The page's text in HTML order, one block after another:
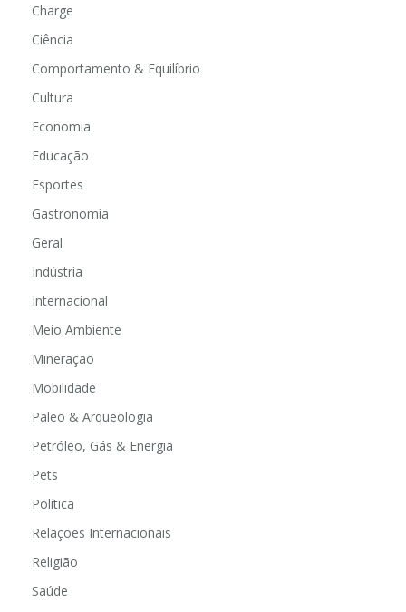
Charge
Ciência
Comportamento & Equilíbrio
Cultura
Economia
Educação
Esportes
Gastronomia
Geral
Indústria
Internacional
Meio Ambiente
Mineração
Mobilidade
Paleo & Arqueologia
Petróleo, Gás & Energia
Pets
Política
Relações Internacionais
Religião
Saúde